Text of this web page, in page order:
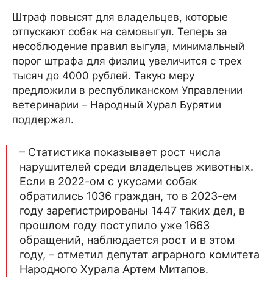
Штраф повысят для владельцев, которые
отпускают собак на самовыгул. Теперь за
несоблюдение правил выгула, минимальный
порог штрафа для физлиц увеличится с трех
тысяч до 4000 рублей. Такую меру
предложили в республиканском Управлении
ветеринарии – Народный Хурал Бурятии
поддержал.
– Статистика показывает рост числа
нарушителей среди владельцев животных.
Если в 2022-ом с укусами собак
обратились 1036 граждан, то в 2023-ем
году зарегистрированы 1447 таких дел, в
прошлом году поступило уже 1663
обращений, наблюдается рост и в этом
году, – отметил депутат аграрного комитета
Народного Хурала Артем Митапов.